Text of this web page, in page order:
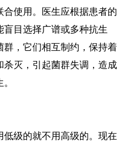
使用。医生应根据患者的
目选择广谱或多种抗生
，它们相互制约，保持着
灭，引起菌群失调，造成
级的就不用高级的。现在